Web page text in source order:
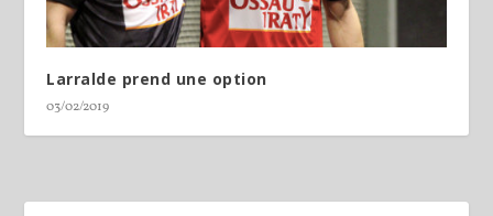
Larralde prend une option
03/02/2019